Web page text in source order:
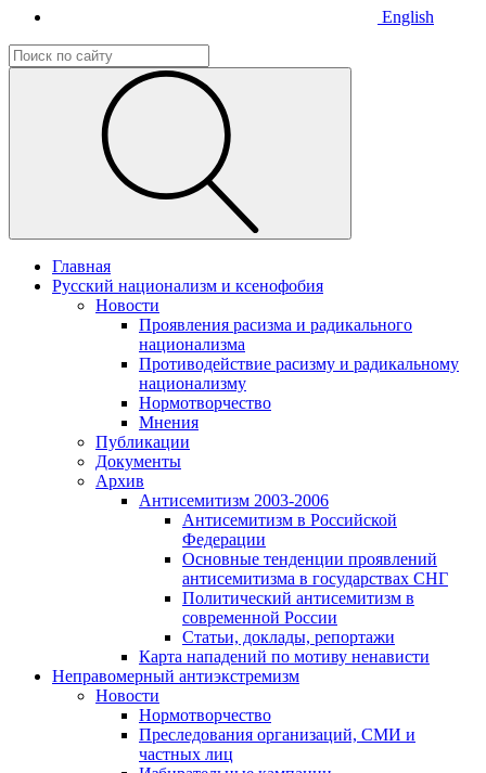
English
Главная
Русский национализм и ксенофобия
Новости
Проявления расизма и радикального
национализма
Противодействие расизму и радикальному
национализму
Нормотворчество
Мнения
Публикации
Документы
Архив
Антисемитизм 2003-2006
Антисемитизм в Российской
Федерации
Основные тенденции проявлений
антисемитизма в государствах СНГ
Политический антисемитизм в
современной России
Статьи, доклады, репортажи
Карта нападений по мотиву ненависти
Неправомерный антиэкстремизм
Новости
Нормотворчество
Преследования организаций, СМИ и
частных лиц